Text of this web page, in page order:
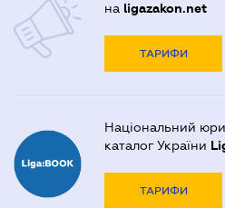
на ligazakon.net
ТАРИФИ
Національний
каталог України
ТАРИФИ